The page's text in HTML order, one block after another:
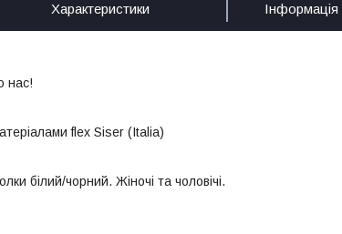
Характеристики
нас!
flex Siser (Italia)
білий/чорний. Жіночі та чоловічі.